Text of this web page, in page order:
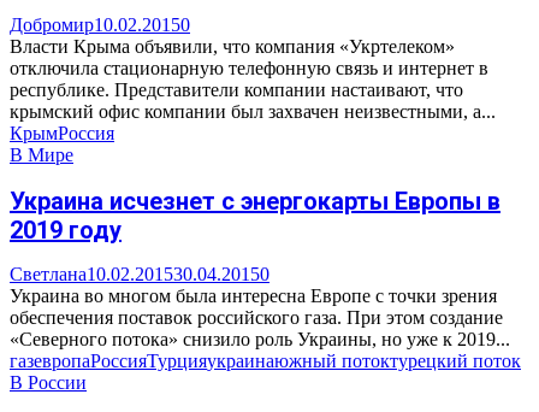
Добромир10.02.20150
Власти Крыма объявили, что компания «Укртелеком»
отключила стационарную телефонную связь и интернет в
республике. Представители компании настаивают, что
крымский офис компании был захвачен неизвестными, а...
КрымРоссия
В Мире
Украина исчезнет с энергокарты Европы в
2019 году
Светлана10.02.201530.04.20150
Украина во многом была интересна Европе с точки зрения
обеспечения поставок российского газа. При этом создание
«Северного потока» снизило роль Украины, но уже к 2019...
газевропаРоссияТурцияукраинаюжный потоктурецкий поток
В России